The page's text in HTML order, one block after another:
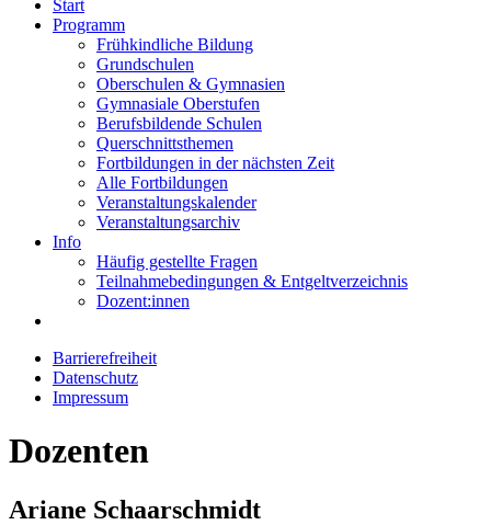
Start
Programm
Frühkindliche Bildung
Grundschulen
Oberschulen & Gymnasien
Gymnasiale Oberstufen
Berufsbildende Schulen
Querschnittsthemen
Fortbildungen in der nächsten Zeit
Alle Fortbildungen
Veranstaltungskalender
Veranstaltungsarchiv
Info
Häufig gestellte Fragen
Teilnahmebedingungen & Entgeltverzeichnis
Dozent:innen
Barrierefreiheit
Datenschutz
Impressum
Dozenten
Ariane Schaarschmidt